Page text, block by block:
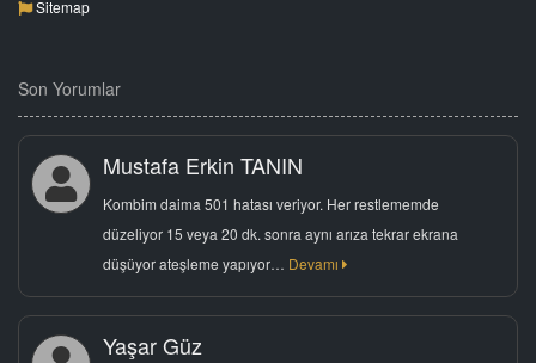
Sitemap
Son Yorumlar
Mustafa Erkin TANIN
Kombim daima 501 hatası veriyor. Her restlememde
düzeliyor 15 veya 20 dk. sonra aynı arıza tekrar ekrana
düşüyor ateşleme yapıyor… Devamı
Yaşar Güz